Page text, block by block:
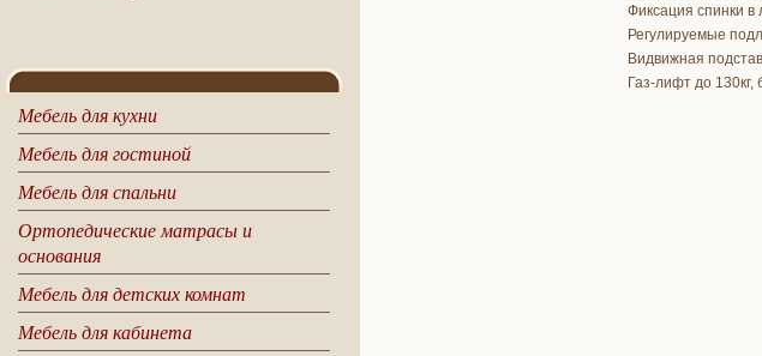
Мебель для кухни
Мебель для гостиной
Мебель для спальни
Ортопедические матрасы и
основания
Мебель для детских комнат
Мебель для кабинета
Фиксация спинки в
Регулируемые
Видвижная
Газ-лифт до